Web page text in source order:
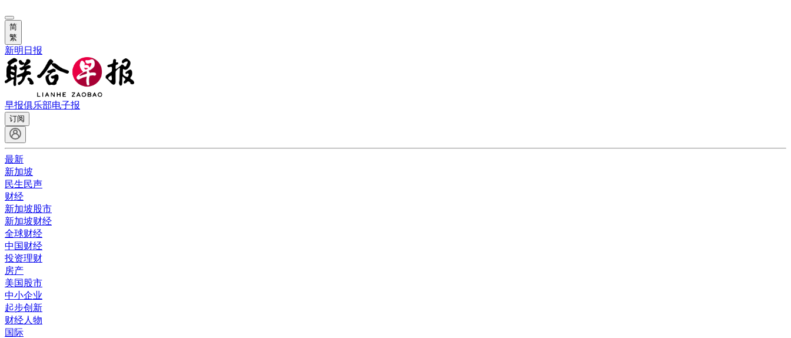
简
繁
新明日报
早报俱乐部电子报
订阅
最新
新加坡
民生民声
财经
新加坡股市
新加坡财经
全球财经
中国财经
投资理财
房产
美国股市
中小企业
起步创新
财经人物
国际